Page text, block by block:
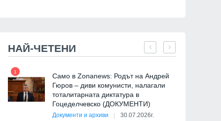
НАЙ-ЧЕТЕНИ
1
Само в Zonanews: Родът на Андрей
Гюров – диви комунисти, налагали
тоталитарната диктатура в
Гоцеделчевско (ДОКУМЕНТИ)
Документи и архиви 30.07.2026г.